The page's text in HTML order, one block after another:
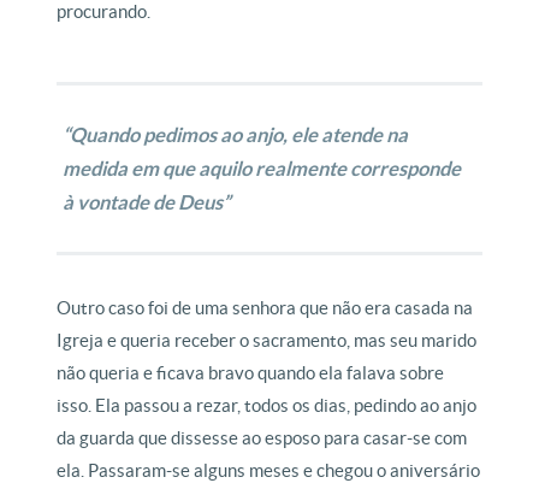
procurando.
“Quando pedimos ao anjo, ele atende na
medida em que aquilo realmente corresponde
à vontade de Deus”
Outro caso foi de uma senhora que não era casada na
Igreja e queria receber o sacramento, mas seu marido
não queria e ficava bravo quando ela falava sobre
isso. Ela passou a rezar, todos os dias, pedindo ao anjo
da guarda que dissesse ao esposo para casar-se com
ela. Passaram-se alguns meses e chegou o aniversário